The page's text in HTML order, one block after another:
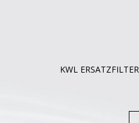
KWL ERSATZFILTER